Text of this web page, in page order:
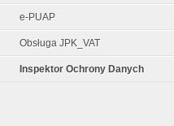
e-PUAP
Obsługa JPK_VAT
Inspektor Ochrony Danych